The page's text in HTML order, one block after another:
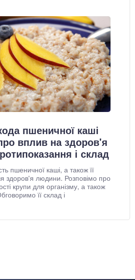
пшеничної каші
вплив на здоров'я
і склад
пшеничної каші, а також її
здоров'я людини. Розповімо про
крупи для організму, а також
її склад і